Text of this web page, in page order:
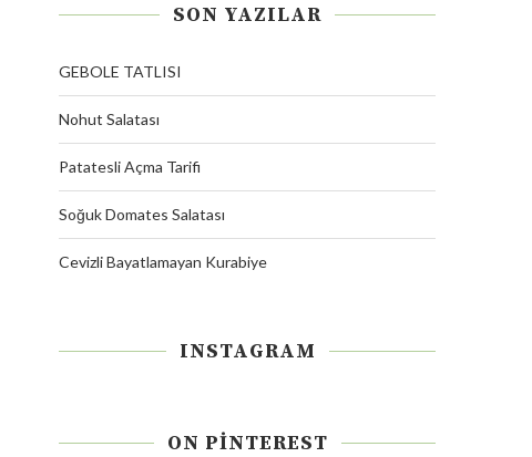
SON YAZILAR
GEBOLE TATLISI
Nohut Salatası
Patatesli Açma Tarifi
Soğuk Domates Salatası
Cevizli Bayatlamayan Kurabiye
INSTAGRAM
ON PINTEREST